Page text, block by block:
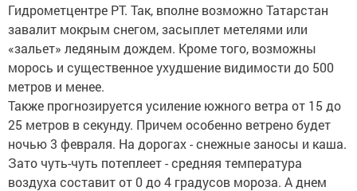
Гидрометцентре РТ. Так, вполне возможно Татарстан
завалит мокрым снегом, засыплет метелями или
«зальет» ледяным дождем. Кроме того, возможны
морось и существенное ухудшение видимости до 500
метров и менее.
Также прогнозируется усиление южного ветра от 15 до
25 метров в секунду. Причем особенно ветрено будет
ночью 3 февраля. На дорогах - снежные заносы и каша.
Зато чуть-чуть потеплеет - средняя температура
воздуха составит от 0 до 4 градусов мороза. А днем